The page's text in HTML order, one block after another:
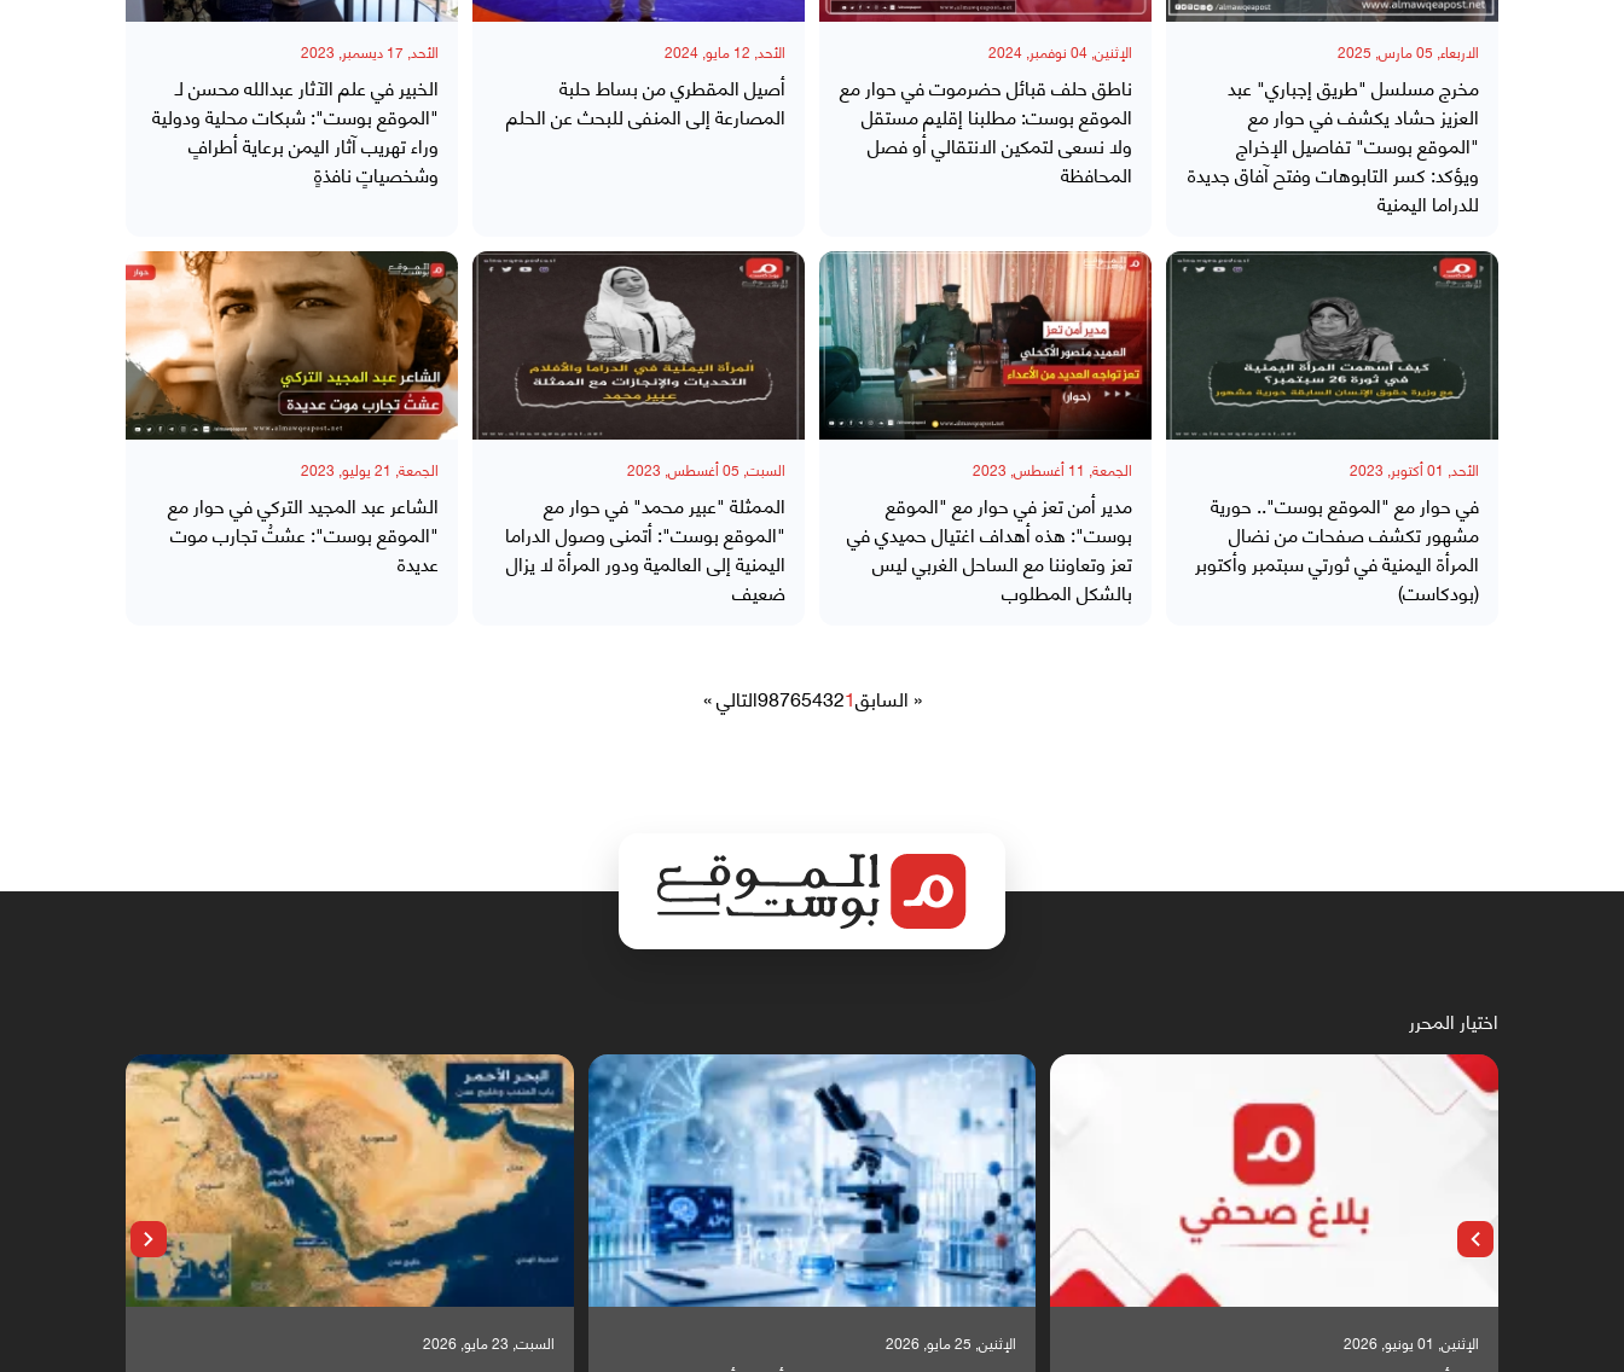
الاربعاء, 05 مارس, 2025
مخرج مسلسل "طريق إجباري" عبد
العزيز حشاد يكشف في حوار مع
"الموقع بوست" تفاصيل الإخراج
ويؤكد: كسر التابوهات وفتح آفاق جديدة
للدراما اليمنية
الإثنين, 04 نوفمبر, 2024
ناطق حلف قبائل حضرموت في حوار مع
الموقع بوست: مطلبنا إقليم مستقل
ولا نسعى لتمكين الانتقالي أو فصل
المحافظة
الأحد, 12 مايو, 2024
أصيل المقطري من بساط حلبة
المصارعة إلى المنفى للبحث عن الحلم
الأحد, 17 ديسمبر, 2023
الخبير في علم الآثار عبدالله محسن لـ
"الموقع بوست": شبكات محلية ودولية
وراء تهريب آثار اليمن برعاية أطرافٍ
وشخصياتٍ نافذةٍ
الأحد, 01 أكتوبر, 2023
في حوار مع "الموقع بوست".. حورية
مشهور تكشف صفحات من نضال
المرأة اليمنية في ثورتي سبتمبر وأكتوبر
(بودكاست)
الجمعة, 11 أغسطس, 2023
مدير أمن تعز في حوار مع "الموقع
بوست": هذه أهداف اغتيال حميدي في
تعز وتعاوننا مع الساحل الغربي ليس
بالشكل المطلوب
السبت, 05 أغسطس, 2023
الممثلة "عبير محمد" في حوار مع
"الموقع بوست": أتمنى وصول الدراما
اليمنية إلى العالمية ودور المرأة لا يزال
ضعيف
الجمعة, 21 يوليو, 2023
الشاعر عبد المجيد التركي في حوار مع
"الموقع بوست": عشتُ تجارب موت
عديدة
« السابق1
2
3
4
5
6
7
8
9التالي »
اختيار المحرر